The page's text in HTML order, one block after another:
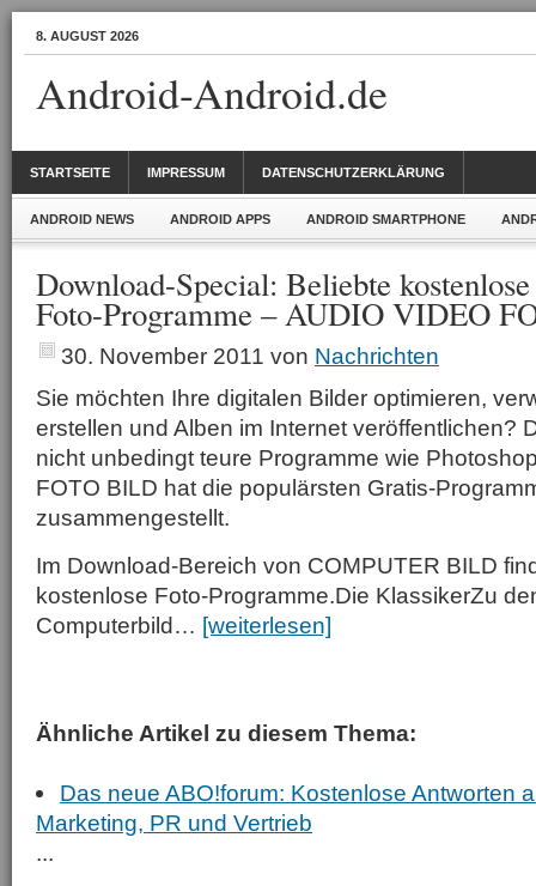
8. AUGUST 2026
Android-Android.de
STARTSEITE IMPRESSUM DATENSCHUTZERKLÄRUNG
ANDROID NEWS ANDROID APPS ANDROID SMARTPHONE
Download-Special: Beliebte
Foto-Programme – AUDIO VIDEO
30. November 2011 von Nachrichten
Sie möchten Ihre digitalen Bilder optimieren,
erstellen und Alben im Internet veröffentlichen?
nicht unbedingt teure Programme wie
FOTO BILD hat die populärsten Gratis-
zusammengestellt.
Im Download-Bereich von COMPUTER BILD
kostenlose Foto-Programme.Die KlassikerZu
Computerbild… [weiterlesen]
Ähnliche Artikel zu diesem Thema:
Das neue ABO!forum: Kostenlose Antworten
Marketing, PR und Vertrieb
...